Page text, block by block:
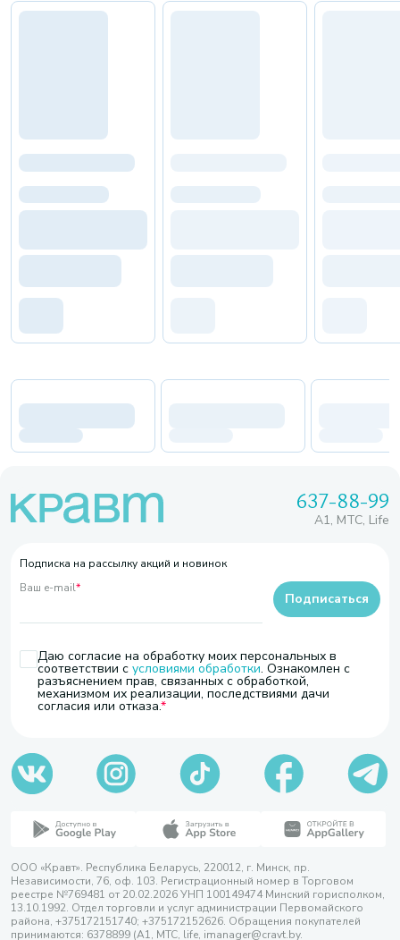
637-88-99
A1, МТС, Life
Подписка на рассылку акций и новинок
Ваш e-mail*
Даю согласие на обработку моих персональных в
соответствии с условиями обработки. Ознакомлен с
разъяснением прав, связанных с обработкой,
механизмом их реализации, последствиями дачи
согласия или отказа.
Подписаться
ООО «Кравт». Республика Беларусь, 220012, г. Минск, пр.
Независимости, 76, оф. 103. Регистрационный номер в Торговом
реестре №769481 от 20.02.2026 УНП 100149474 Минский горисполком,
13.10.1992. Отдел торговли и услуг администрации Первомайского
района, +375172151740; +375172152626. Обращения покупателей
принимаются: 6378899 (А1, МТС, life, imanager@cravt.by.